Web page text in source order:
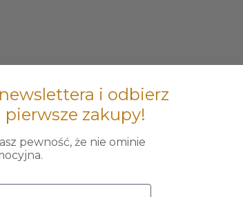
i odbierz
pierwsze zakupy!
pewność, że nie ominie